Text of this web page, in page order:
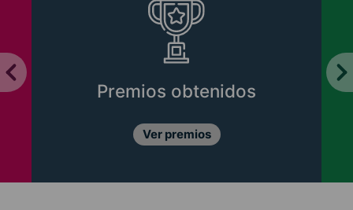
Premios obtenidos
Ver premios